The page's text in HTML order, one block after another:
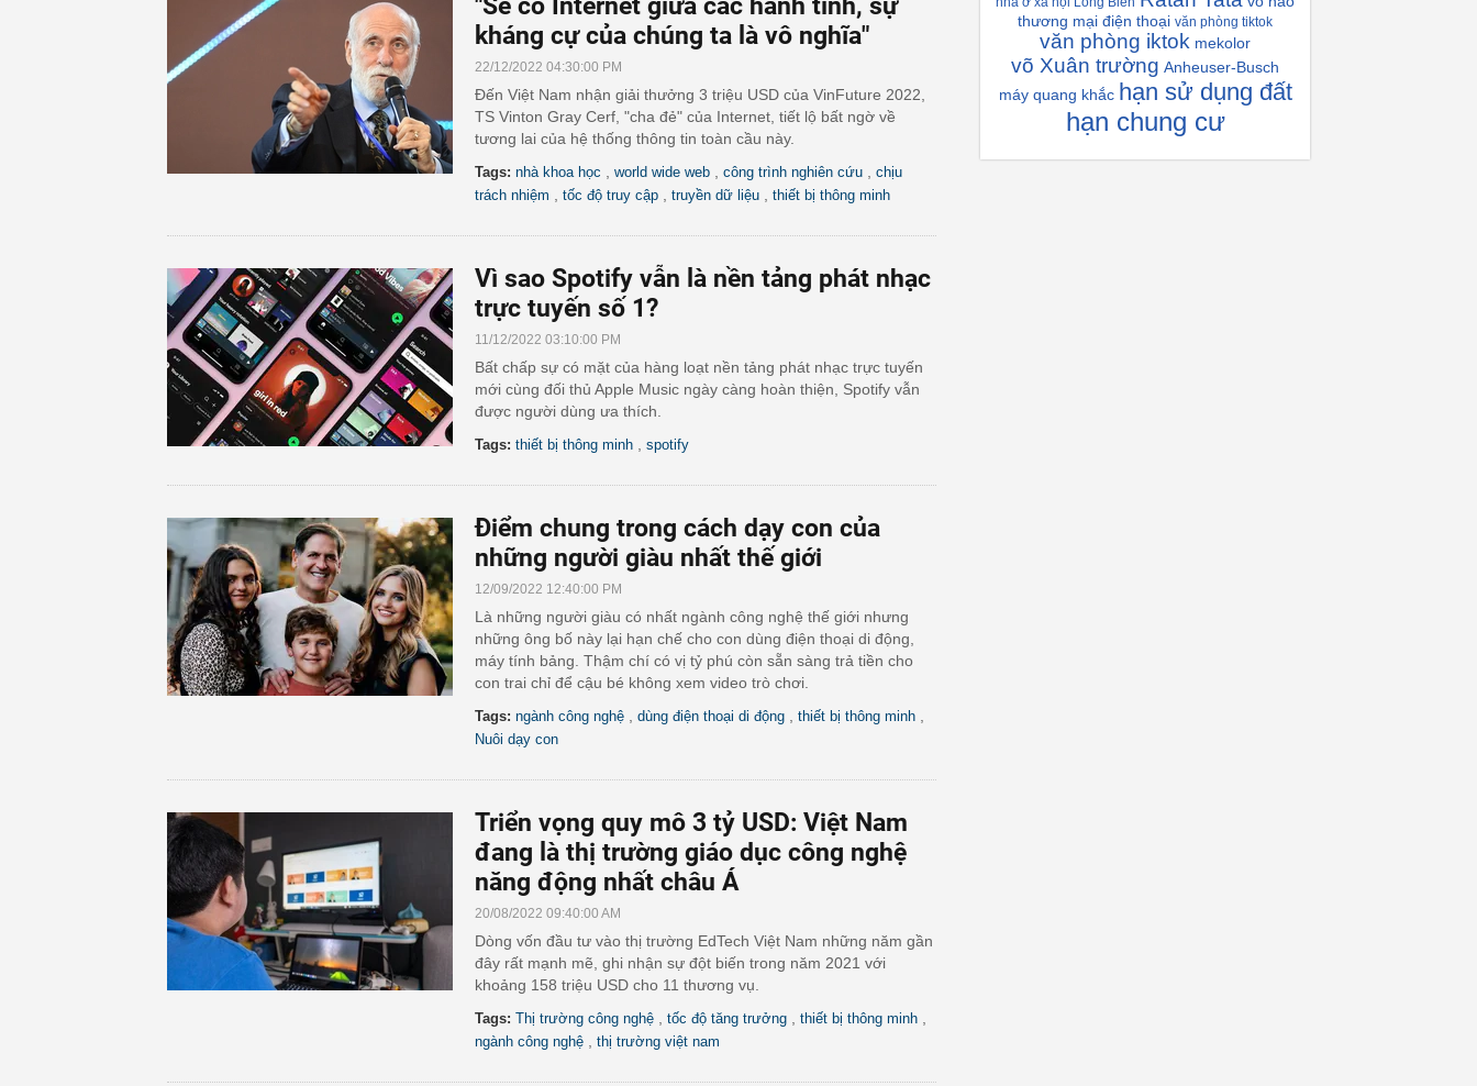
"Sẽ có Internet giữa các hành tinh, sự
kháng cự của chúng ta là vô nghĩa"
22/12/2022 04:30:00 PM
Đến Việt Nam nhận giải thưởng 3 triệu USD của VinFuture 2022,
TS Vinton Gray Cerf, "cha đẻ" của Internet, tiết lộ bất ngờ về
tương lai của hệ thống thông tin toàn cầu này.
Tags: nhà khoa học world wide web công trình nghiên cứu
chịu
trách nhiệm
tốc độ truy cập truyền dữ liệu thiết bị thông minh
Vì sao Spotify vẫn là nền tảng phát nhạc
trực tuyến số 1?
11/12/2022 03:10:00 PM
Bất chấp sự có mặt của hàng loạt nền tảng phát nhạc trực tuyến
mới cùng đối thủ Apple Music ngày càng hoàn thiện, Spotify vẫn
được người dùng ưa thích.
Tags: thiết bị thông minh spotify
Điểm chung trong cách dạy con của
những người giàu nhất thế giới
12/09/2022 12:40:00 PM
Là những người giàu có nhất ngành công nghệ thế giới nhưng
những ông bố này lại hạn chế cho con dùng điện thoại di động,
máy tính bảng. Thậm chí có vị tỷ phú còn sẵn sàng trả tiền cho
con trai chỉ để cậu bé không xem video trò chơi.
Tags: ngành công nghệ dùng điện thoại di động thiết bị thông minh
Nuôi dạy con
Triển vọng quy mô 3 tỷ USD: Việt Nam
đang là thị trường giáo dục công nghệ
năng động nhất châu Á
20/08/2022 09:40:00 AM
Dòng vốn đầu tư vào thị trường EdTech Việt Nam những năm gần
đây rất mạnh mẽ, ghi nhận sự đột biến trong năm 2021 với
khoảng 158 triệu USD cho 11 thương vụ.
Tags: Thị trường công nghệ tốc độ tăng trưởng thiết bị thông minh
ngành công nghệ thị trường việt nam
thương mại điện thoại văn phòng tiktok
văn phòng iktok mekolor
võ Xuân trường Anheuser-Busch
máy quang khắc hạn sử dụng đất
hạn chung cư